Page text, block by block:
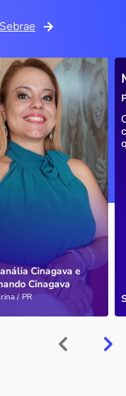
Cinagava e
Cinagava
/ PR